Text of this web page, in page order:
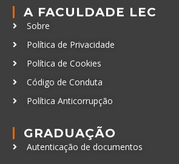
A FACULDADE LEC
Sobre
Política de Privacidade
Política de Cookies
Código de Conduta
Política Anticorrupção
GRADUAÇÃO
Autenticação de documentos